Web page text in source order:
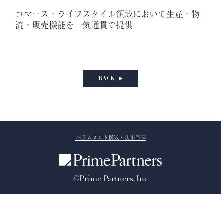
コマース・ライフスタイル領域において生産・物
流・販売機能を一気通貫で提供
BACK
ハラスメント撲滅・防止宣言
©Prime Partners, Inc